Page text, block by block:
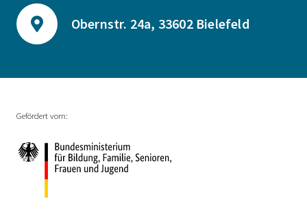
Obernstr. 24a, 33602 Bielefeld
Gefördert vom: